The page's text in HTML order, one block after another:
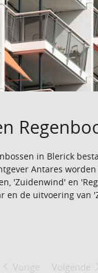
in Blerick
Antares
'Zuidenwind' en
en de uitvoering van
Vorige Volgende